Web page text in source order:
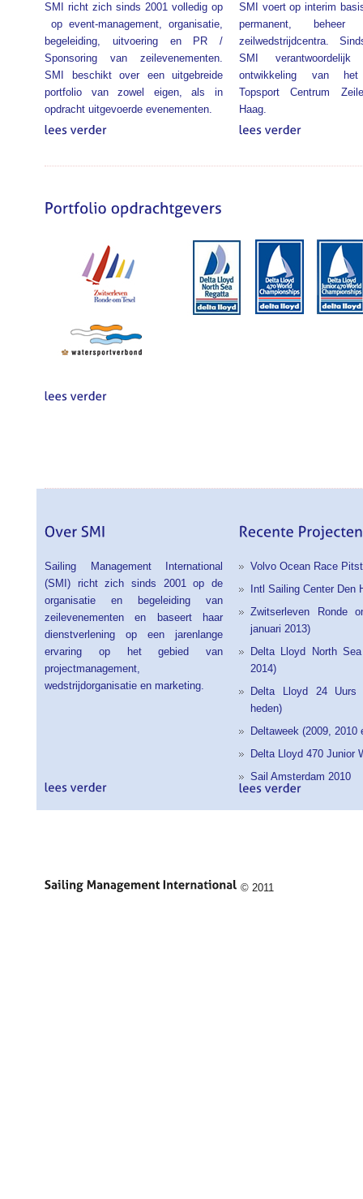
SMI richt zich sinds 2001 volledig op
op event-management, organisatie,
begeleiding, uitvoering en PR /
Sponsoring van zeilevenementen.
SMI beschikt over een uitgebreide
portfolio van zowel eigen, als in
opdracht uitgevoerde evenementen.
SMI voert op interim
permanent,
zeilwedstrijdcentra.
SMI
ontwikkeling van het
Topsport Centrum
Haag.
Sailing Management International
(SMI) richt zich sinds 2001 op de
organisatie en begeleiding van
zeilevenementen en baseert haar
dienstverlening op een jarenlange
ervaring op het gebied van
projectmanagement,
wedstrijdorganisatie en marketing.
Volvo Ocean Race
Intl Sailing Center Den
Zwitserleven Ronde
januari 2013)
Delta Lloyd North
2014)
Delta Lloyd 24 Uurs
heden)
Deltaweek (2009, 2010
Delta Lloyd 470 Junior
Sail Amsterdam 2010
© 2011